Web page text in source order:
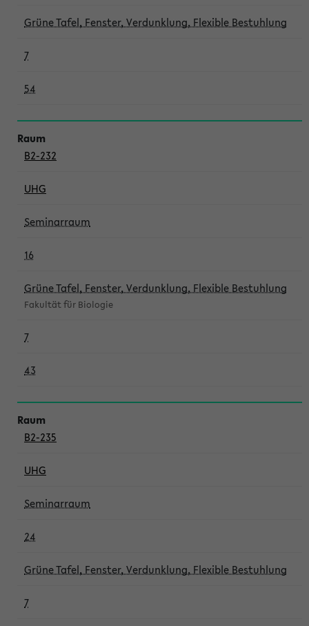
Grüne Tafel, Fenster, Verdunklung, Flexible Bestuhlung
7
54
B2-232
UHG
Seminarraum
16
Grüne Tafel, Fenster, Verdunklung, Flexible Bestuhlung
Fakultät für Biologie
7
43
B2-235
UHG
Seminarraum
24
Grüne Tafel, Fenster, Verdunklung, Flexible Bestuhlung
7